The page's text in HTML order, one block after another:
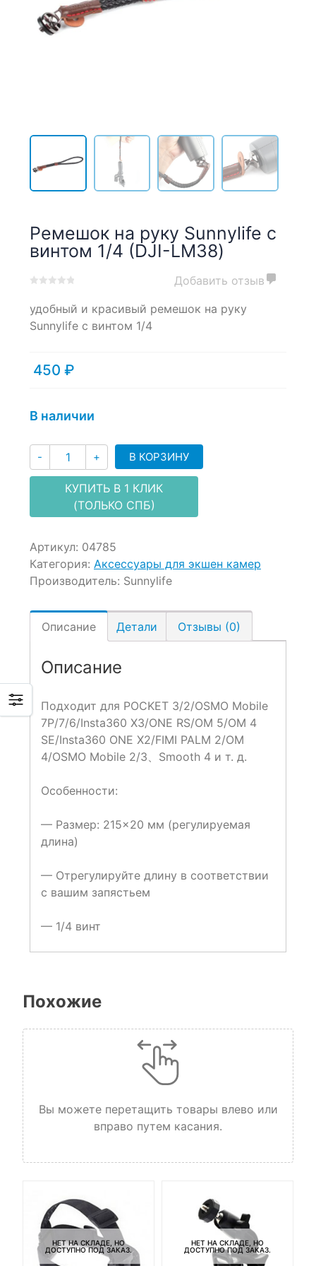
Ремешок на руку Sunnylife с
винтом 1/4 (DJI-LM38)
out
ratings
Добавить отзыв
удобный и красивый ремешок на руку
Sunnylife с винтом 1/4
450 ₽
В наличии
- Количество
+ В КОРЗИНУ
КУПИТЬ В 1 КЛИК
(ТОЛЬКО СПБ)
Артикул: 04785
Категория: Аксессуары для экшен камер
Производитель: Sunnylife
Описание Детали Отзывы (0)
Описание
Подходит для POCKET 3/2/OSMO Mobile
7P/7/6/Insta360 X3/ONE RS/OM 5/OM 4
SE/Insta360 ONE X2/FIMI PALM 2/OM
4/OSMO Mobile 2/3、Smooth 4 и т. д.
Особенности:
— Размер: 215×20 мм (регулируемая
длина)
— Отрегулируйте длину в соответствии
с вашим запястьем
— 1/4 винт
Похожие
Вы можете перетащить товары влево или
вправо путем касания.
НЕТ НА СКЛАДЕ, НО
ДОСТУПНО ПОД ЗАКАЗ.
НЕТ НА СКЛАДЕ, НО
ДОСТУПНО ПОД ЗАКАЗ.